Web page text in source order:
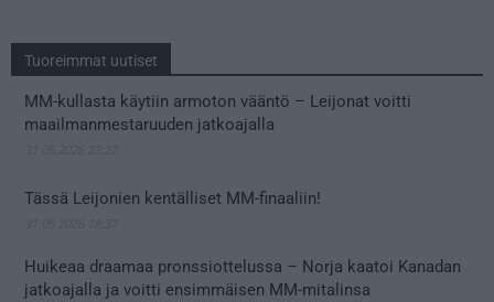
Tuoreimmat uutiset
MM-kullasta käytiin armoton vääntö – Leijonat voitti
maailmanmestaruuden jatkoajalla
Tässä Leijonien kentälliset MM-finaaliin!
Huikeaa draamaa pronssiottelussa – Norja kaatoi Kanadan
jatkoajalla ja voitti ensimmäisen MM-mitalinsa